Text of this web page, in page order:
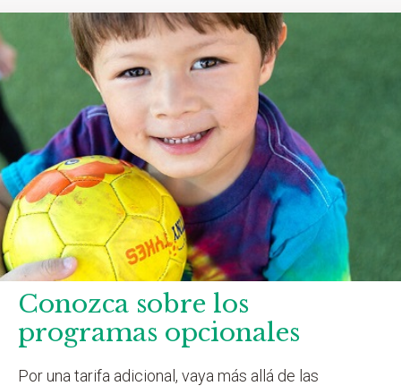
Conozca sobre los
programas opcionales
Por una tarifa adicional, vaya más allá de las